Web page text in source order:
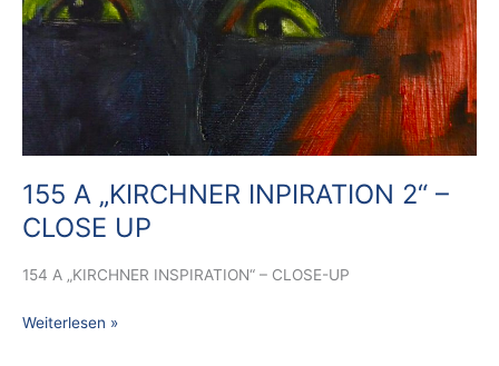
155 A „KIRCHNER INPIRATION 2“ –
CLOSE UP
154 A „KIRCHNER INSPIRATION“ – CLOSE-UP
CLOSE
UP
Weiterlesen »